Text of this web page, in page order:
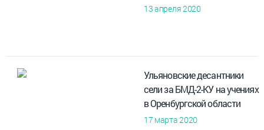
13 апреля 2020
Ульяновские десантники
сели за БМД-2-КУ на учениях
в Оренбургской области
17 марта 2020